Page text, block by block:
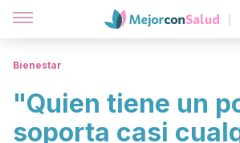
Bienestar
"Quien tiene un
soporta casi